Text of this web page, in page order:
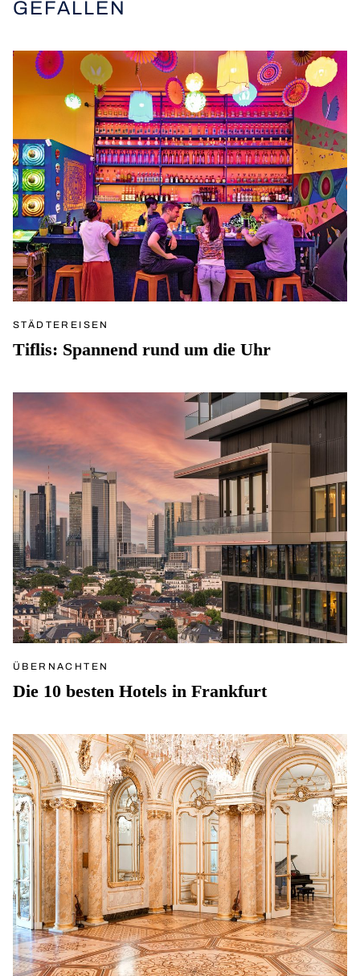
GEFALLEN
STÄDTEREISEN
Tiflis: Spannend rund um die Uhr
ÜBERNACHTEN
Die 10 besten Hotels in Frankfurt